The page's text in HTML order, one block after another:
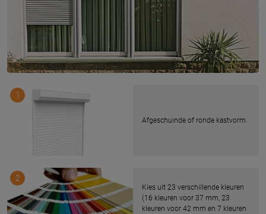
Afgeschuinde of ronde kastvorm.
1
Kies uit 23 verschillende kleuren
(16 kleuren voor 37 mm, 23
kleuren voor 42 mm en 7 kleuren
2